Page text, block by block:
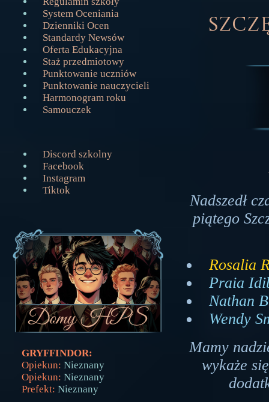
System Oceniania
Dzienniki Ocen
Standardy Newsów
Oferta Edukacyjna
Staż przedmiotowy
Punktowanie uczniów
Punktowanie nauczycieli
Harmonogram roku
Samouczek
Discord szkolny
Facebook
Instagram
Tiktok
GRYFFINDOR:
Opiekun: Nieznany
Opiekun: Nieznany
Prefekt: Nieznany
Nadszedł
piątego
Rosalia
Praia
Nathan
Wendy
Mamy
wykaże